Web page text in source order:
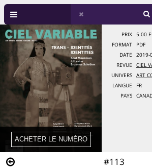
#113
PRIX
5.00
FORMAT
PDF
DATE
2019-
REVUE
CIEL
UNIVERS
ART
LANGUE
FR
PAYS